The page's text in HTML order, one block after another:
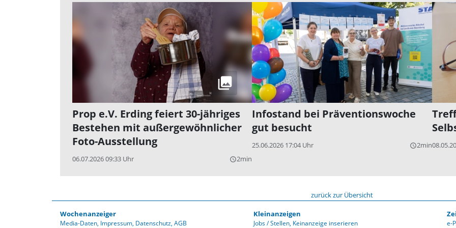
Prop e.V. Erding feiert 30-jähriges
Bestehen mit außergewöhnlicher
Foto-Ausstellung
06.07.2026 09:33 Uhr query_builder2min
Infostand bei Präventionswoche
gut besucht
25.06.2026 17:04 Uhr query_builder2min
zurück zur Übersicht
Wochenanzeiger
Media-Daten Impressum Datenschutz AGB
Kleinanzeigen
Jobs / Stellen Keinanzeige inserieren e-